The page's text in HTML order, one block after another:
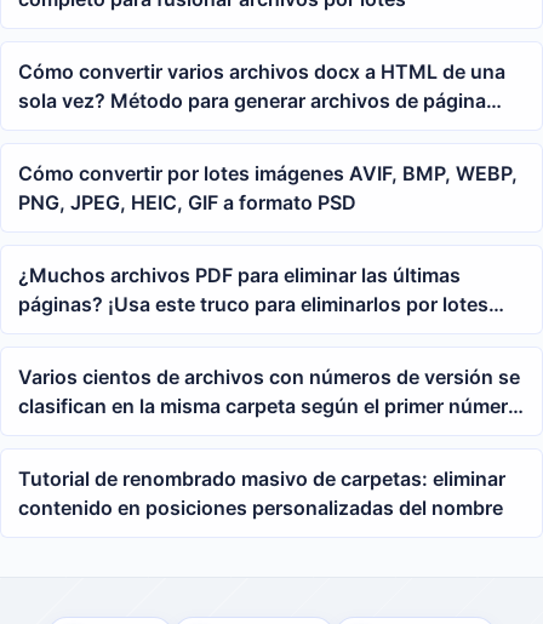
Cómo convertir varios archivos docx a HTML de una
sola vez? Método para generar archivos de página
web por lotes en Word
Cómo convertir por lotes imágenes AVIF, BMP, WEBP,
PNG, JPEG, HEIC, GIF a formato PSD
¿Muchos archivos PDF para eliminar las últimas
páginas? ¡Usa este truco para eliminarlos por lotes
con un solo clic!
Varios cientos de archivos con números de versión se
clasifican en la misma carpeta según el primer número
que aparece en el número de versión.
Tutorial de renombrado masivo de carpetas: eliminar
contenido en posiciones personalizadas del nombre